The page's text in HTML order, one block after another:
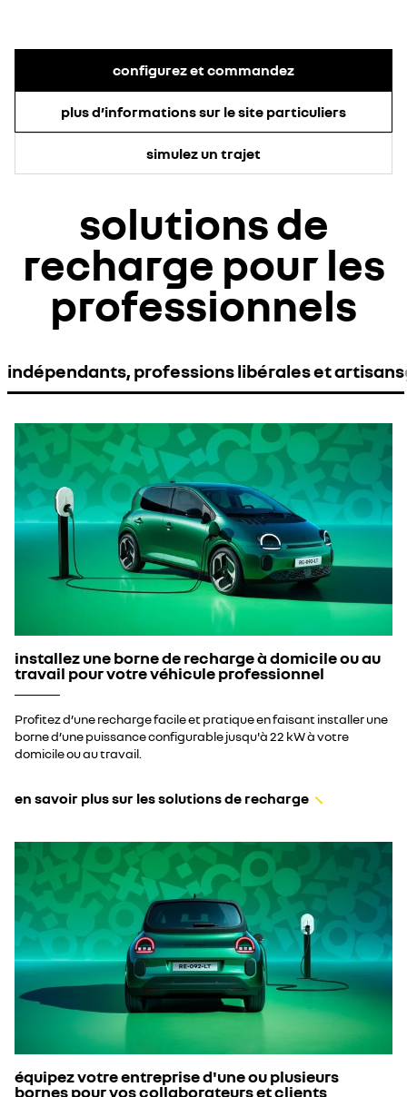
configurez et commandez
plus d’informations sur le site particuliers
simulez un trajet
solutions de
recharge pour les
professionnels
indépendants, professions libérales et artisans
installez une borne de recharge à domicile ou au
travail pour votre véhicule professionnel
Profitez d’une recharge facile et pratique en faisant installer une
borne d’une puissance configurable jusqu'à 22 kW à votre
domicile ou au travail.​
en savoir plus sur les solutions de recharge​
équipez votre entreprise d'une ou plusieurs
bornes pour vos collaborateurs et clients